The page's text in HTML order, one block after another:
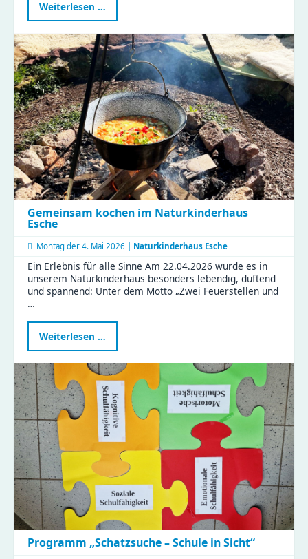
Weiterlesen …
im
Rampenlicht
–
ein
verbindender
Nachmittag
voller
Magie
Gemeinsam kochen im Naturkinderhaus
Esche
Montag der 4. Mai 2026 | Naturkinderhaus Esche
Ein Erlebnis für alle Sinne Am 22.04.2026 wurde es in
unserem Naturkinderhaus besonders lebendig, duftend
und spannend: Unter dem Motto „Zwei Feuerstellen und
…
Weiterlesen …
kochen
im
Naturkinderhaus
Esche
Programm „Schatzsuche – Schule in Sicht“